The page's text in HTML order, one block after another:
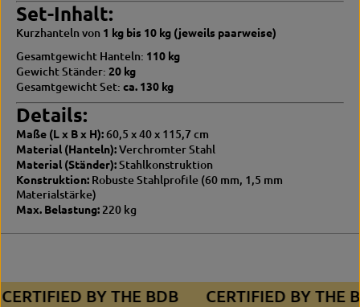
n
d
e
r
S
t
ä
n
d
e
Set-Inhalt:
Kurzhanteln von 1 kg bis 10 kg (jeweils paarweise)
Gesamtgewicht Hanteln: 110 kg
Gewicht Ständer: 20 kg
Gesamtgewicht Set: ca. 130 kg
Details:
Maße (L x B x H):60,5 x 40 x 115,7 cm
Material (Hanteln):Verchromter Stahl
Material (Ständer):Stahlkonstruktion
Konstruktion: Robuste Stahlprofile (60 mm, 1,5 mm
Materialstärke)
Max. Belastung: 220 kg
CERTIFIED BY THE BDB CERTIFIED BY THE